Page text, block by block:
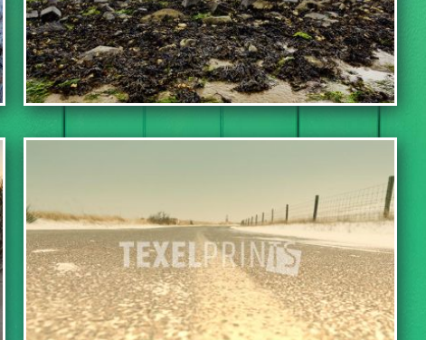
BEKIJK DEZE FOTO
BEKIJK DEZE FOTO